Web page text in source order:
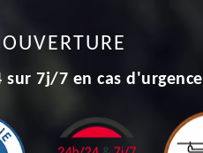
7j/7 en cas d'urgence